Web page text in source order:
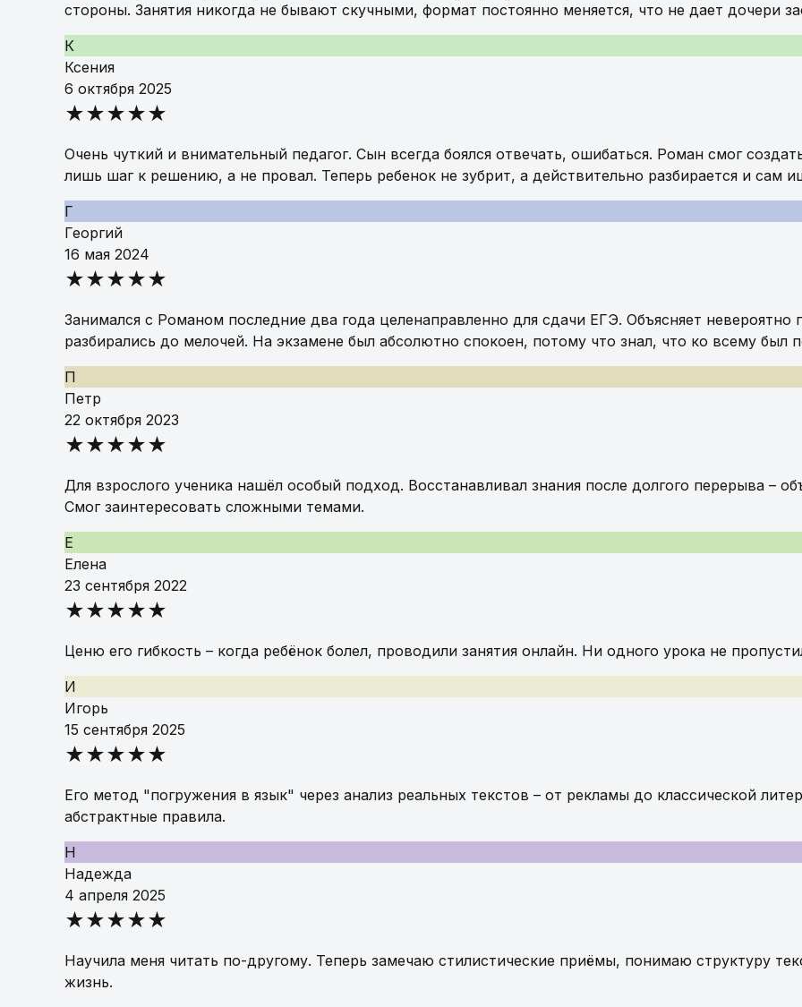
стороны. Занятия никогда не бывают скучными, формат постоянно меняется, что не дает дочери
К
Ксения
6 октября 2025
★★★★★
Очень чуткий и внимательный педагог. Сын всегда боялся отвечать, ошибаться. Роман смог
лишь шаг к решению, а не провал. Теперь ребенок не зубрит, а действительно разбирается и сам
Г
Георгий
16 мая 2024
★★★★★
Занимался с Романом последние два года целенаправленно для сдачи ЕГЭ. Объясняет
разбирались до мелочей. На экзамене был абсолютно спокоен, потому что знал, что ко всему был
П
Петр
22 октября 2023
★★★★★
Для взрослого ученика нашёл особый подход. Восстанавливал знания после долгого перерыва –
Смог заинтересовать сложными темами.
Е
Елена
23 сентября 2022
★★★★★
Ценю его гибкость – когда ребёнок болел, проводили занятия онлайн. Ни одного урока не
И
Игорь
15 сентября 2025
★★★★★
Его метод "погружения в язык" через анализ реальных текстов – от рекламы до классической
абстрактные правила.
Н
Надежда
4 апреля 2025
★★★★★
Научила меня читать по-другому. Теперь замечаю стилистические приёмы, понимаю структуру
жизнь.